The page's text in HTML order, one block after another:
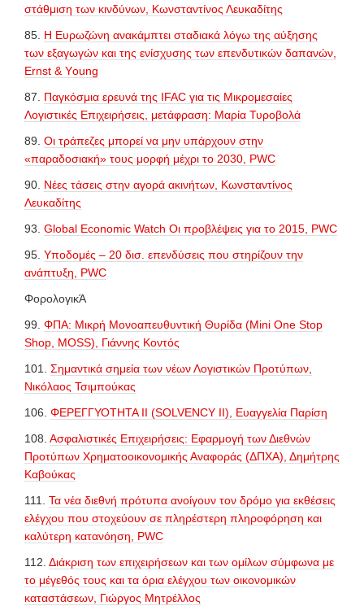
στάθμιση των κινδύνων, Κωνσταντίνος Λευκαδίτης
85. Η Ευρωζώνη ανακάμπτει σταδιακά λόγω της αύξησης
των εξαγωγών και της ενίσχυσης των επενδυτικών δαπανών,
Εrnst & Υoung
87. Παγκόσμια ερευνά της IFAC για τις Μικρομεσαίες
Λογιστικές Επιχειρήσεις, μετάφραση: Μαρία Τυροβολά
89. Οι τράπεζες μπορεί να μην υπάρχουν στην
«παραδοσιακή» τους μορφή μέχρι το 2030, PWC
90. Νέες τάσεις στην αγορά ακινήτων, Κωνσταντίνος
Λευκαδίτης
93. Global Economic Watch Οι προβλέψεις για το 2015, PWC
95. Υποδομές – 20 δισ. επενδύσεις που στηρίζουν την
ανάπτυξη, PWC
ΦορολογικΆ
99. ΦΠΑ: Μικρή Μονοαπευθυντική Θυρίδα (Mini One Stop
Shop, MOSS), Γιάννης Κοντός
101. Σημαντικά σημεία των νέων Λογιστικών Προτύπων,
Νικόλαος Τσιμπούκας
106. ΦΕΡΕΓΓΥΟΤΗΤΑ ΙΙ (SOLVENCY II), Ευαγγελία Παρίση
108. Ασφαλιστικές Επιχειρήσεις: Εφαρμογή των Διεθνών
Προτύπων Χρηματοοικονομικής Αναφοράς (ΔΠΧΑ), Δημήτρης
Καβούκας
111. Τα νέα διεθνή πρότυπα ανοίγουν τον δρόμο για εκθέσεις
ελέγχου που στοχεύουν σε πληρέστερη πληροφόρηση και
καλύτερη κατανόηση, PWC
112. Διάκριση των επιχειρήσεων και των ομίλων σύμφωνα με
το μέγεθός τους και τα όρια ελέγχου των οικονομικών
καταστάσεων, Γιώργος Μητρέλλος